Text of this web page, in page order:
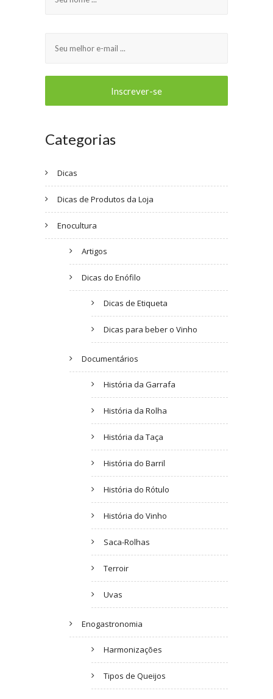
Categorias
Dicas
Dicas de Produtos da Loja
Enocultura
Artigos
Dicas do Enófilo
Dicas de Etiqueta
Dicas para beber o Vinho
Documentários
História da Garrafa
História da Rolha
História da Taça
História do Barril
História do Rótulo
História do Vinho
Saca-Rolhas
Terroir
Uvas
Enogastronomia
Harmonizações
Tipos de Queijos